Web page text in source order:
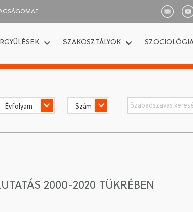
SZAKOSZTÁLYOK
2000-2020 TÜKRÉBEN